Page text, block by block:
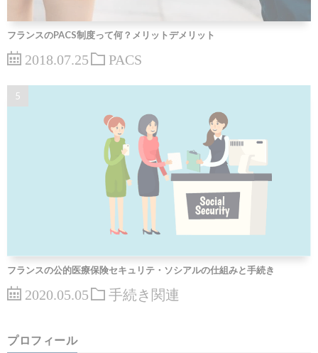
フランスのPACS制度って何？メリットデメリット
2018.07.25 PACS
フランスの公的医療保険セキュリテ・ソシアルの仕組みと手続き
2020.05.05 手続き関連
プロフィール